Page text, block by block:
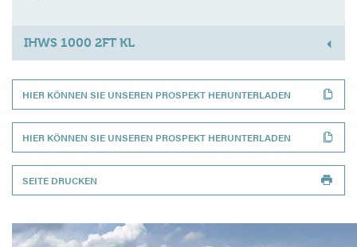
IHWS 1000 2FT KL
HIER KÖNNEN SIE UNSEREN PROSPEKT HERUNTERLADEN
HIER KÖNNEN SIE UNSEREN PROSPEKT HERUNTERLADEN
SEITE DRUCKEN